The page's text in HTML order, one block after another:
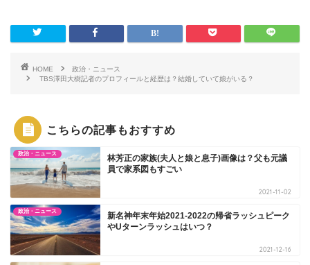
HOME
政治・ニュース
TBS澤田大樹記者のプロフィールと経歴は？結婚していて娘がいる？
こちらの記事もおすすめ
政治・ニュース
林芳正の家族(夫人と娘と息子)画像は？父も元議
員で家系図もすごい
2021-11-02
政治・ニュース
新名神年末年始2021-2022の帰省ラッシュピーク
やUターンラッシュはいつ？
2021-12-16